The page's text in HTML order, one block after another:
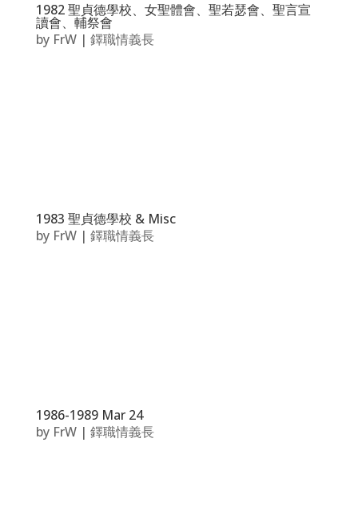
1982 聖貞德學校、女聖體會、聖若瑟會、聖言宣
讀會、輔祭會
by FrW| 鐸職情義長
1983 聖貞德學校 & Misc
by FrW| 鐸職情義長
1986-1989 Mar 24
by FrW| 鐸職情義長